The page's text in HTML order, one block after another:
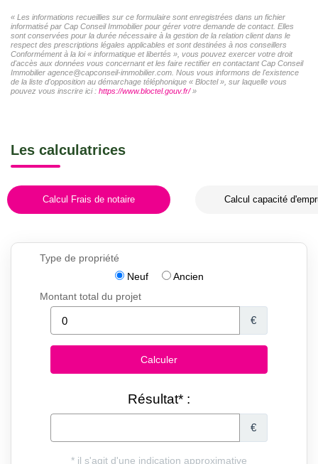
« Les informations recueillies sur ce formulaire sont enregistrées dans un fichier
informatisé par Cap Conseil Immobilier pour gérer votre demande de contact. Elles
sont conservées pour la durée nécessaire à la gestion de la relation client dans le
respect des prescriptions légales applicables et sont destinées à nos conseillers
Conformément à la loi « informatique et libertés », vous pouvez exercer votre droit
d'accès aux données vous concernant et les faire rectifier en contactant Cap Conseil
Immobilier agence@capconseil-immobilier.com. Nous vous informons de l'existence
de la liste d'opposition au démarchage téléphonique « Bloctel », sur laquelle vous
pouvez vous inscrire ici : https://www.bloctel.gouv.fr/»
Les calculatrices
Calcul Frais de notaire Calcul capacité